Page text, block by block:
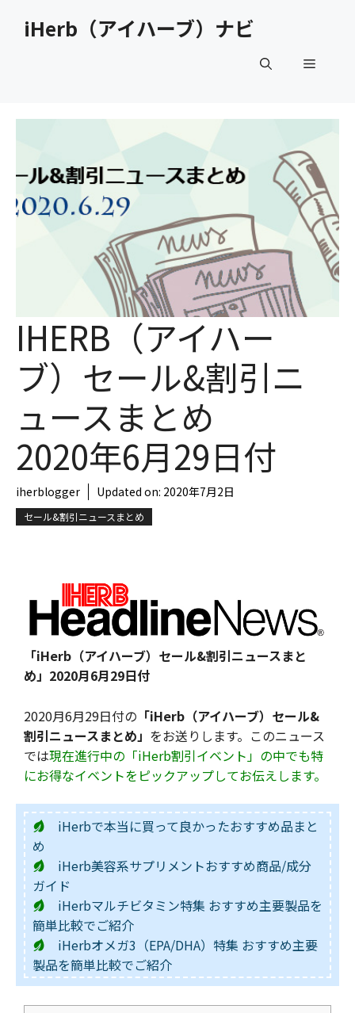
iHerb（アイハーブ）ナビ
メ
ー
IHERB（アイハー
ブ）セール&割引ニ
ュースまとめ
2020年6月29日付
iherblogger Updated on: 2020年7月2日
セール&割引ニュースまとめ
「iHerb（アイハーブ）セール&割引ニュースまと
め」 2020月6月29日付
2020月6月29日付の 「iHerb（アイハーブ）セール&
割引ニュースまとめ」 をお送りします。このニュース
では現在進行中の「iHerb割引イベント」の中でも特
にお得なイベントをピックアップしてお伝えします。
iHerbで本当に買って良かったおすすめ品まと
め
iHerb美容系サプリメントおすすめ商品/成分
ガイド
iHerbマルチビタミン特集 おすすめ主要製品を
簡単比較でご紹介
iHerbオメガ3（EPA/DHA）特集 おすすめ主要
製品を簡単比較でご紹介